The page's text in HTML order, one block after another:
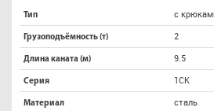
Тип с
Грузоподъёмность (т) 2
Длина каната (м) 9.5
Серия 1СК
Материал сталь